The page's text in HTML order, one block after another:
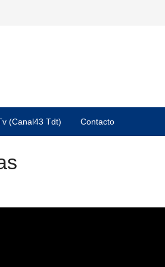
(Canal43 Tdt) Contacto